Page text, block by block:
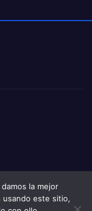
la mejor
usando este sitio,